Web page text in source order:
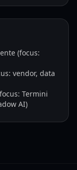
(focus:
vendor, data
Termini
AI)